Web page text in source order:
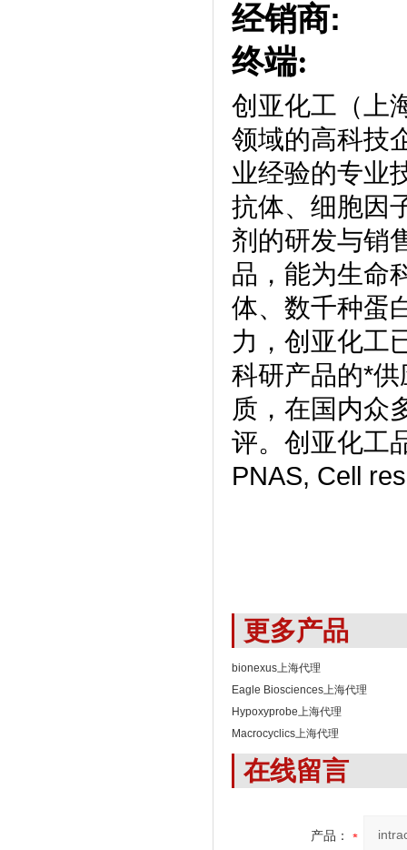
经销商:
终端:
创亚化工（上
领域的高科技
业经验的专业
抗体、细胞因
剂的研发与销
品，能为生命
体、数千种蛋
力，创亚化工
科研产品的*
质，在国内众
评。创亚化工
PNAS, Cell
更多产品
bionexus上海代理
Eagle Biosciences上海代理
Hypoxyprobe上海代理
Macrocyclics上海代理
在线留言
产品：